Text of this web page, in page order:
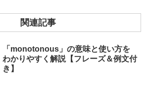
関連記事
「monotonous」の意味と使い方を
わかりやすく解説【フレーズ＆例文付
き】